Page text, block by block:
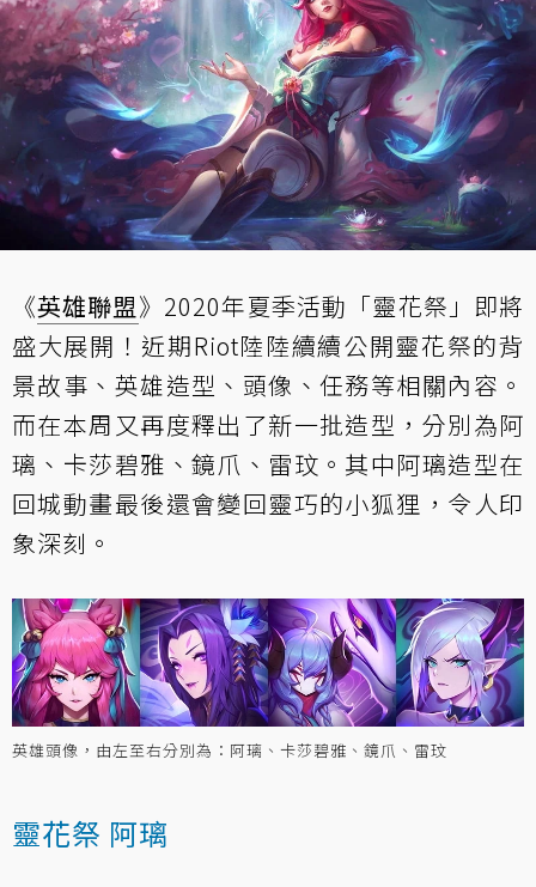
《英雄聯盟》2020年夏季活動「靈花祭」即將
盛大展開！近期Riot陸陸續續公開靈花祭的背
景故事、英雄造型、頭像、任務等相關內容。
而在本周又再度釋出了新一批造型，分別為阿
璃、卡莎碧雅、鏡爪、雷玟。其中阿璃造型在
回城動畫最後還會變回靈巧的小狐狸，令人印
象深刻。
英雄頭像，由左至右分別為：阿璃、卡莎碧雅、鏡爪、雷玟
靈花祭 阿璃